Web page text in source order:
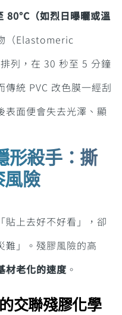
80°C（如烈日曝曬或溫
（Elastomeric
列，在 30 秒至 5 分鐘
統 PVC 改色膜一經刮
表面便會失去光澤、顯
形殺手：撕
風險
貼上去好不好看」，卻
難」。殘膠風險的高
材老化的速度。
交聯殘膠化學